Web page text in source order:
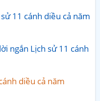
11 cánh diều cả năm
ngắn Lịch sử 11 cánh
diều cả năm